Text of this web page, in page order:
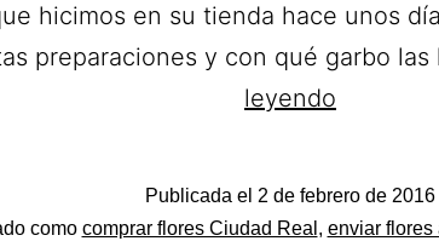
hicimos en su tienda hace unos
preparaciones y con qué garbo
leyendo
a
Publicada el 2 de febrero de 2016
como comprar flores Ciudad Real , enviar flores